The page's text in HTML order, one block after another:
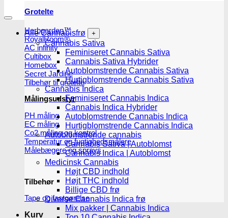
Grotelte
Herbgarden™
RoyalRoom®
AC infinity
Cultibox
Homebox
Secret Jardine
Tilbehør til grotelte
Målingsudstyr
PH måling
EC måling
Co2 måling og kontrol
Temperatur og fugtighedsmålere
Målebægere og sprays
Tilbehør
Tape og fastgørelse
Kurv
Alle Cannabisfrø
Cannabis Sativa
Feminiseret Cannabis Sativa
Cannabis Sativa Hybrider
Autoblomstrende Cannabis Sativa
Hurtigblomstrende Cannabis Sativa
Cannabis Indica
Feminiseret Cannabis Indica
Cannabis Indica Hybrider
Autoblomstrende Cannabis Indica
Hurtigblomstrende Cannabis Indica
Autoblomstrende cannabis
Cannabis Sativa | Autoblomst
Cannabis Indica | Autoblomst
Medicinsk Cannabis
Højt CBD indhold
Højt THC indhold
Billige CBD frø
Diverse Cannabis Indica frø
Mix pakker | Cannabis Indica